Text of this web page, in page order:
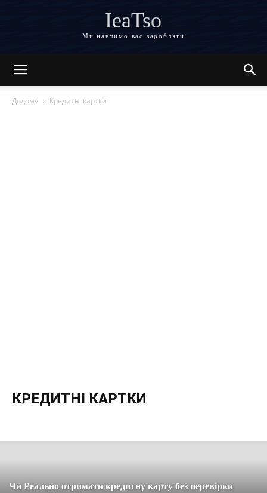
IeaTso
Ми навчимо вас заробляти
Додому Кредитні картки
КРЕДИТНІ КАРТКИ
Чи Реально отримати кредитну карту без перевірки